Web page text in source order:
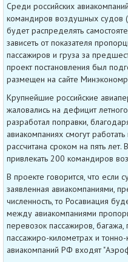
Среди российских
командиров воздушных судов
будет распределять
зависеть от показателя
пассажиров и груза за
проект постановления был
размещен на сайте
Крупнейшие российские
жаловались на дефицит
разработал поправки,
авиакомпаниях смогут
рассчитана сроком на пять лет.
привлекать 200 командиров
В проекте говорится, что если
заявленная авиакомпаниями,
численность, то Росавиация
между авиакомпаниями
перевозок пассажиров, багажа,
пассажиро-километрах и
авиакомпаний РФ входят